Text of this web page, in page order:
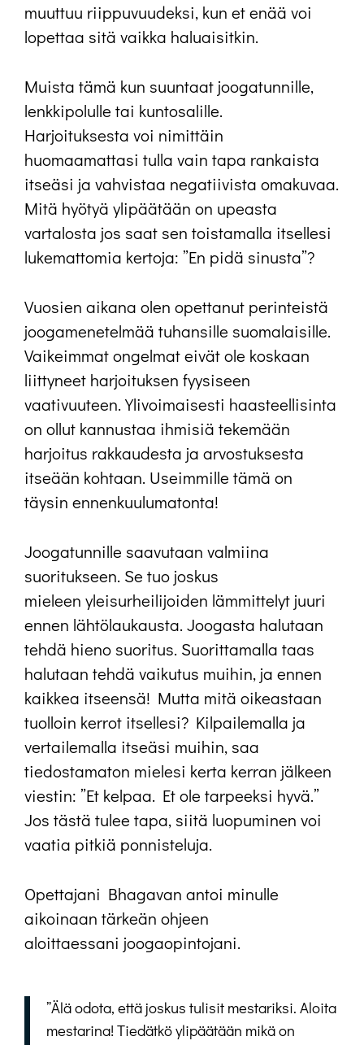
muuttuu riippuvuudeksi, kun et enää voi
lopettaa sitä vaikka haluaisitkin.
Muista tämä kun suuntaat joogatunnille,
lenkkipolulle tai kuntosalille.
Harjoituksesta voi nimittäin
huomaamattasi tulla vain tapa rankaista
itseäsi ja vahvistaa negatiivista omakuvaa.
Mitä hyötyä ylipäätään on upeasta
vartalosta jos saat sen toistamalla itsellesi
lukemattomia kertoja: ”En pidä sinusta”?
Vuosien aikana olen opettanut perinteistä
joogamenetelmää tuhansille suomalaisille.
Vaikeimmat ongelmat eivät ole koskaan
liittyneet harjoituksen fyysiseen
vaativuuteen. Ylivoimaisesti haasteellisinta
on ollut kannustaa ihmisiä tekemään
harjoitus rakkaudesta ja arvostuksesta
itseään kohtaan. Useimmille tämä on
täysin ennenkuulumatonta!
Joogatunnille saavutaan valmiina
suoritukseen. Se tuo joskus
mieleen yleisurheilijoiden lämmittelyt juuri
ennen lähtölaukausta. Joogasta halutaan
tehdä hieno suoritus. Suorittamalla taas
halutaan tehdä vaikutus muihin, ja ennen
kaikkea itseensä! Mutta mitä oikeastaan
tuolloin kerrot itsellesi? Kilpailemalla ja
vertailemalla itseäsi muihin, saa
tiedostamaton mielesi kerta kerran jälkeen
viestin: ”Et kelpaa. Et ole tarpeeksi hyvä.”
Jos tästä tulee tapa, siitä luopuminen voi
vaatia pitkiä ponnisteluja.
Opettajani Bhagavan antoi minulle
aikoinaan tärkeän ohjeen
aloittaessani joogaopintojani.
”Älä odota, että joskus tulisit mestariksi. Aloita
mestarina! Tiedätkö ylipäätään mikä on